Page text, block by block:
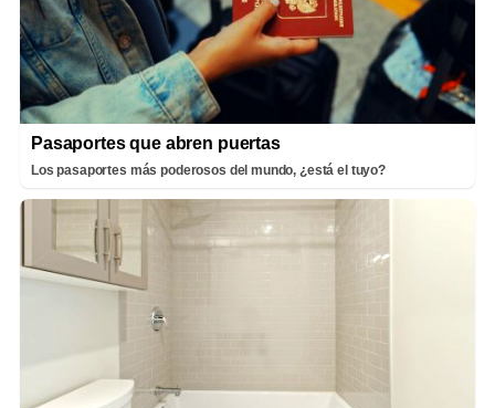
Pasaportes que abren puertas
Los pasaportes más poderosos del mundo, ¿está el tuyo?